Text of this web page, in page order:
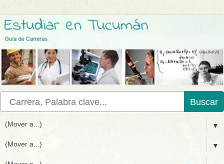
Buscar
▼
▼